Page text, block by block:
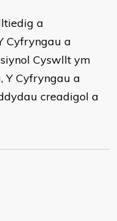
a
Cyfryngau a
Cyswllt ym
Y Cyfryngau a
creadigol a